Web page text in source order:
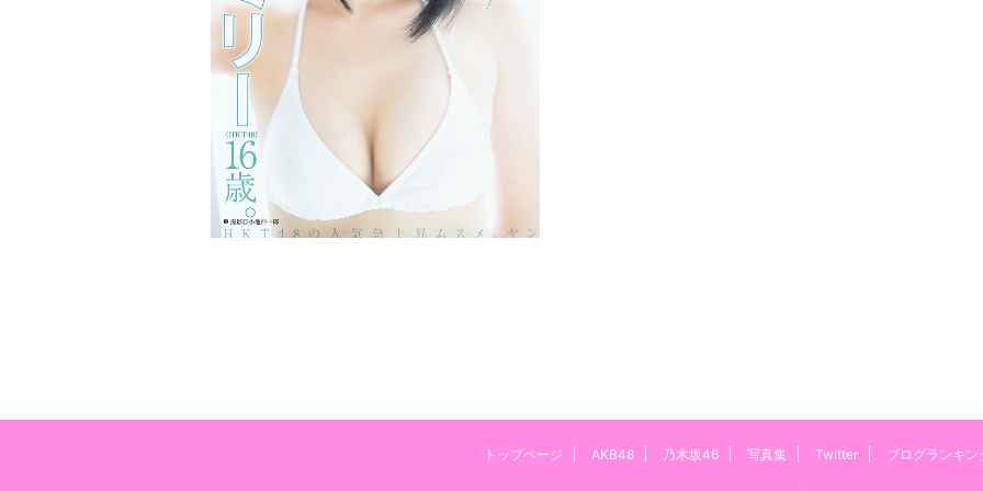
トップページ AKB48 乃木坂46 写真集 Twitter ブログランキン